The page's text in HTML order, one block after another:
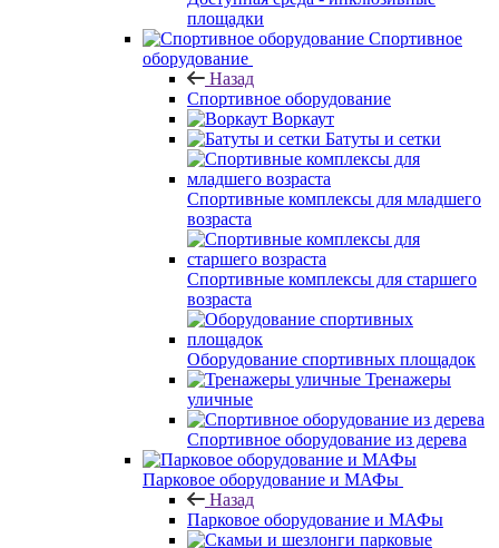
площадки
Спортивное
оборудование
Назад
Спортивное оборудование
Воркаут
Батуты и сетки
Спортивные комплексы для младшего
возраста
Спортивные комплексы для старшего
возраста
Оборудование спортивных площадок
Тренажеры
уличные
Спортивное оборудование из дерева
Парковое оборудование и МАФы
Назад
Парковое оборудование и МАФы